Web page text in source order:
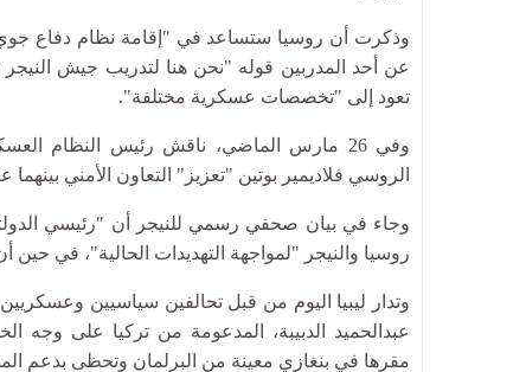
وذكرت أن روسيا ستساعد في "إقامة نظام دفاع
عن أحد المدربين قوله "نحن هنا لتدريب جيش
تعود إلى "تخصصات عسكرية مختلفة".
وفي 26 مارس الماضي، ناقش رئيس النظام
الروسي فلاديمير بوتين "تعزيز" التعاون الأمني
وجاء في بيان صحفي رسمي للنيجر أن "رئيسي
روسيا والنيجر "لمواجهة التهديدات الحالية"، في
وتدار ليبيا اليوم من قبل تحالفين سياسيين وعسكريين
عبدالحميد الدبيبة، المدعومة من تركيا على وجه
مقرها في بنغازي معينة من البرلمان وتحظى بدعم